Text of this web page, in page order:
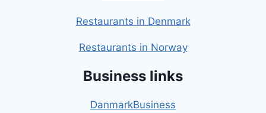
Restaurants in Denmark
Restaurants in Norway
Business links
DanmarkBusiness